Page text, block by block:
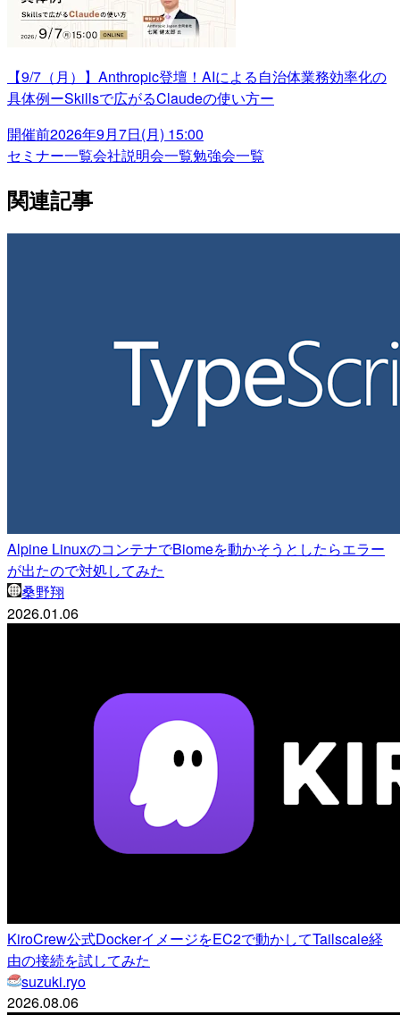
【9/7（月）】Anthropic登壇！AIによる自治体業務効率化の
具体例ーSkillsで広がるClaudeの使い方ー
開催前2026年9月7日(月) 15:00
セミナー一覧会社説明会一覧勉強会一覧
関連記事
Alpine LinuxのコンテナでBiomeを動かそうとしたらエラー
が出たので対処してみた
桑野翔
2026.01.06
KiroCrew公式DockerイメージをEC2で動かしてTailscale経
由の接続を試してみた
suzuki.ryo
2026.08.06